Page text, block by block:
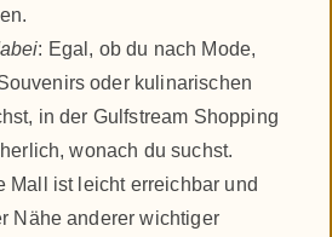
: Egal, ob du nach Mode,
oder kulinarischen
in der Gulfstream Shopping
wonach du suchst.
Mall ist leicht erreichbar und
Nähe anderer wichtiger